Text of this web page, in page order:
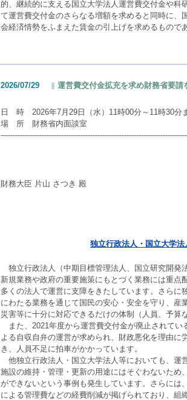
的、継続的に支える国立大学法人運営費交付金や
て運営費交付金のさらなる増額を求めると同時に
会経済情勢をふまえた賃金の引上げを求めるものであ
2026/07/29 運営費交付金拡充を求め財務省要請
日 時 2026年7月29日（水）11時00分～11時30分
場 所 財務省内面談室
財務大臣 片山 さつき 殿
独立行政法人・国立大学
独立行政法人（中期目標管理法人、国立研究開発
新規業務や政府の重要施策にもとづく業務には重点
多くの法人で運営に支障をきたしています。さら
にわたる業務を通じて国民の安心・安全を守り、
災害等に十分に対応できるだけの体制（人員、予算
また、2021年度から運営費交付金が廃止されてい
よる自収自弁の運営が求められ、財政悪化を理由
き、人員不足に拍車がかかっています。
他独立行政法人・国立大学法人等においても、運
施設の維持・管理・更新の用途にはそぐわないため
ができないという事例も発生しています。さらに
による管理費などの経費削減が掲げられており、